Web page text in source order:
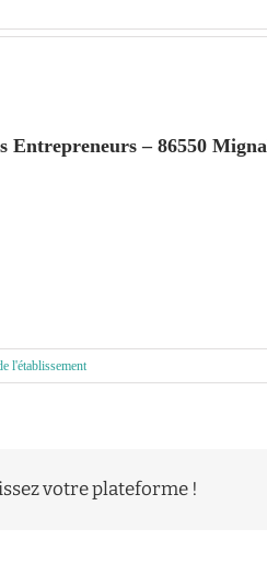
Entrepreneurs – 86550
l'établissement
votre plateforme !